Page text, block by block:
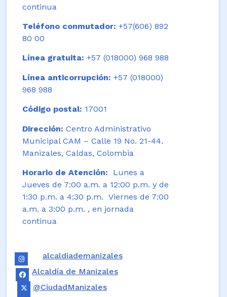
continua
Teléfono conmutador: +57(606) 892
80 00
Línea gratuita: +57 (018000) 968 988
Línea anticorrupción: +57 (018000)
968 988
Código postal: 17001
Dirección: Centro Administrativo
Municipal CAM – Calle 19 No. 21-44.
Manizales, Caldas, Colombia
Horario de Atención: Lunes a
Jueves de 7:00 a.m. a 12:00 p.m. y de
1:30 p.m. a 4:30 p.m. Viernes de 7:00
a.m. a 3:00 p.m. , en jornada
continua
alcaldiademanizales
Alcaldía de Manizales
@CiudadManizales